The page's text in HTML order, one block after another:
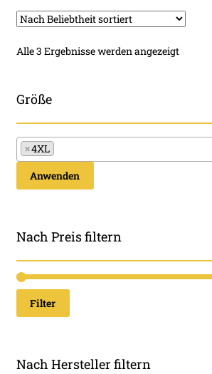
Varianten
auf.
Optionen
Produktseite
Alle 3 Ergebnisse werden angezeigtNach
Größe
×4XL
Anwenden
Nach Preis filtern
Filter
Nach Hersteller filtern